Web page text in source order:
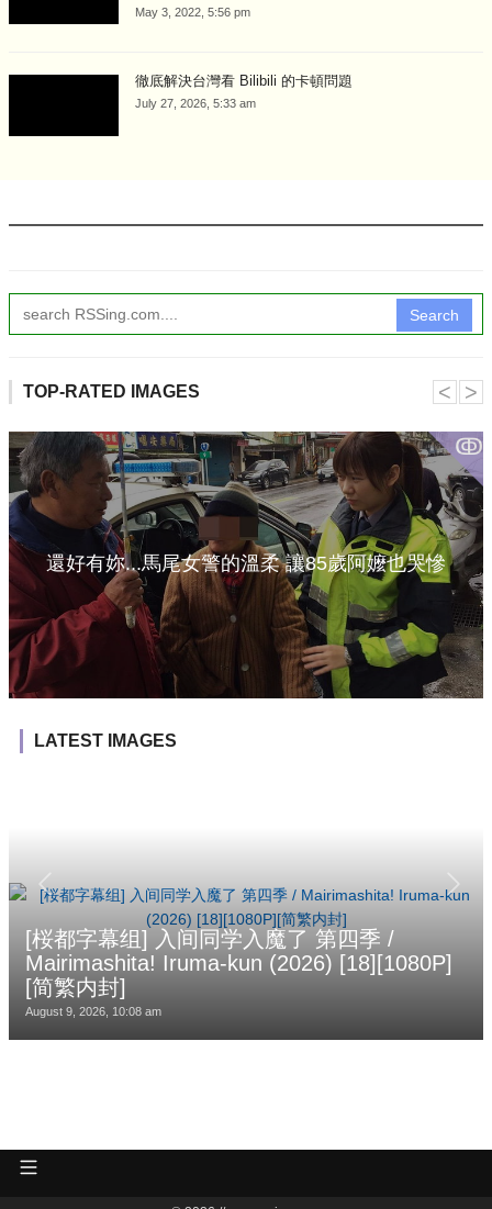
May 3, 2022, 5:56 pm
徹底解決台灣看 Bilibili 的卡頓問題
July 27, 2026, 5:33 am
Search
TOP-RATED IMAGES
ↂ
還好有妳...馬尾女警的溫柔 讓85歲阿嬤也哭慘
˂ ˃
LATEST IMAGES
[桜都字幕组] 入间同学入魔了 第四季 /
Mairimashita! Iruma-kun (2026) [18][1080P]
[简繁内封]
August 9, 2026, 10:08 am